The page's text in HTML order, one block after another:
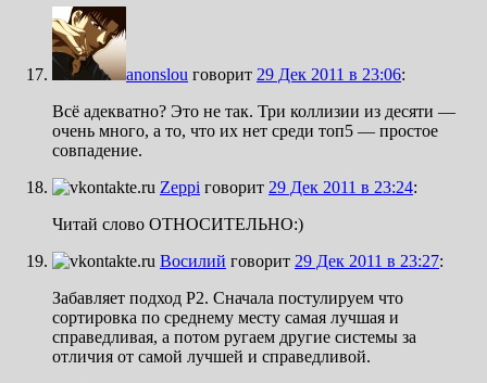
anonslou говорит 29 Дек 2011 в 23:06:
Всё адекватно? Это не так. Три коллизии из десяти —
очень много, а то, что их нет среди топ5 — простое
совпадение.
Zeppi говорит 29 Дек 2011 в 23:24:
Читай слово ОТНОСИТЕЛЬНО:)
Восилий говорит 29 Дек 2011 в 23:27:
Забавляет подход Р2. Сначала постулируем что
сортировка по среднему месту самая лучшая и
справедливая, а потом ругаем другие системы за
отличия от самой лучшей и справедливой.